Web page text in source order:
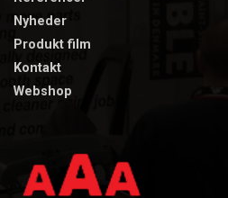
​Nyheder
Produkt film​
Kontakt
Webshop